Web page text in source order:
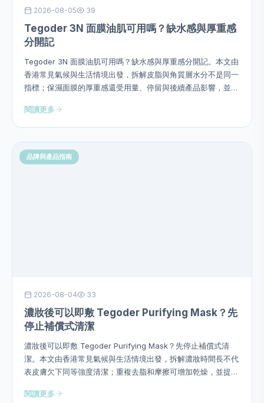
2026-08-05 39
Tegoder 3N 面膜油肌可用嗎？缺水感與厚重感
分開記
Tegoder 3N 面膜油肌可用嗎？缺水感與厚重感分開記。本文由
香港常見氣候與生活情境出發，拆解皮脂與角質層水分不是同一
指標；保濕面膜的厚重感還受用量、停留與後續產品影響，並提
分或作過度功效承諾。
閱讀更多
品牌與產品指南
2026-08-04 33
濃妝後可以即敷 Tegoder Purifying Mask？先
停止補償式清潔
濃妝後可以即敷 Tegoder Purifying Mask？先停止補償式清
潔。本文由香港常見氣候與生活情境出發，拆解濃妝時間長不代
表皮膚欠下同等強度清潔；重複去脂和摩擦可增加乾燥，並提供
或作過度功效承諾。
閱讀更多